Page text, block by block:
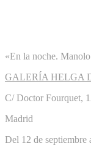
«En la noche.
GALERÍA HELGA
C/ Doctor Fourquet,
Madrid
Del 12 de septiembre